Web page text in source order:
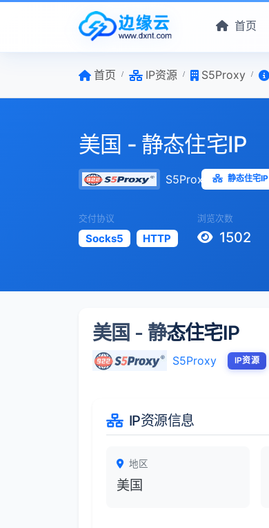
首页
首页 IP资源 S5Proxy
美国 - 静态住宅IP
S5Proxy 静态住宅IP
交付协议
Socks5 HTTP
浏览次数
1502
美国 - 静态住宅IP
S5Proxy IP资源
IP资源信息
地区
美国